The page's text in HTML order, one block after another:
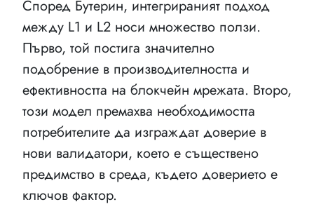
Според Бутерин, интегрираният подход
между L1 и L2 носи множество ползи.
Първо, той постига значително
подобрение в производителността и
ефективността на блокчейн мрежата. Второ,
този модел премахва необходимостта
потребителите да изграждат доверие в
нови валидатори, което е съществено
предимство в среда, където доверието е
ключов фактор.